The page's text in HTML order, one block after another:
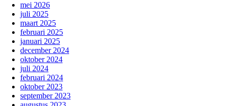
mei 2026
juli 2025
maart 2025
februari 2025
januari 2025
december 2024
oktober 2024
juli 2024
februari 2024
oktober 2023
september 2023